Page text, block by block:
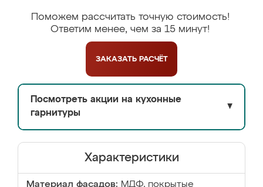
Поможем рассчитать точную стоимость!
Ответим менее, чем за 15 минут!
ЗАКАЗАТЬ РАСЧЁТ
Посмотреть акции на кухонные
гарнитуры
▼
Характеристики
Материал фасадов: МДФ, покрытые